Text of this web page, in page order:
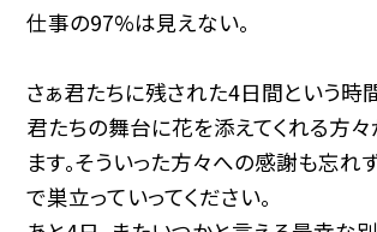
仕事の97%は見えない。
さぁ君たちに残された4日間という時
君たちの舞台に花を添えてくれる方
ます。そういった方々への感謝も忘れ
で巣立っていってください。